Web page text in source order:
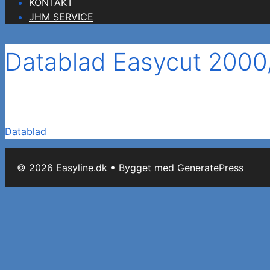
KONTAKT
JHM SERVICE
Datablad Easycut
Datablad
© 2026 Easyline.dk • Bygget med GeneratePress